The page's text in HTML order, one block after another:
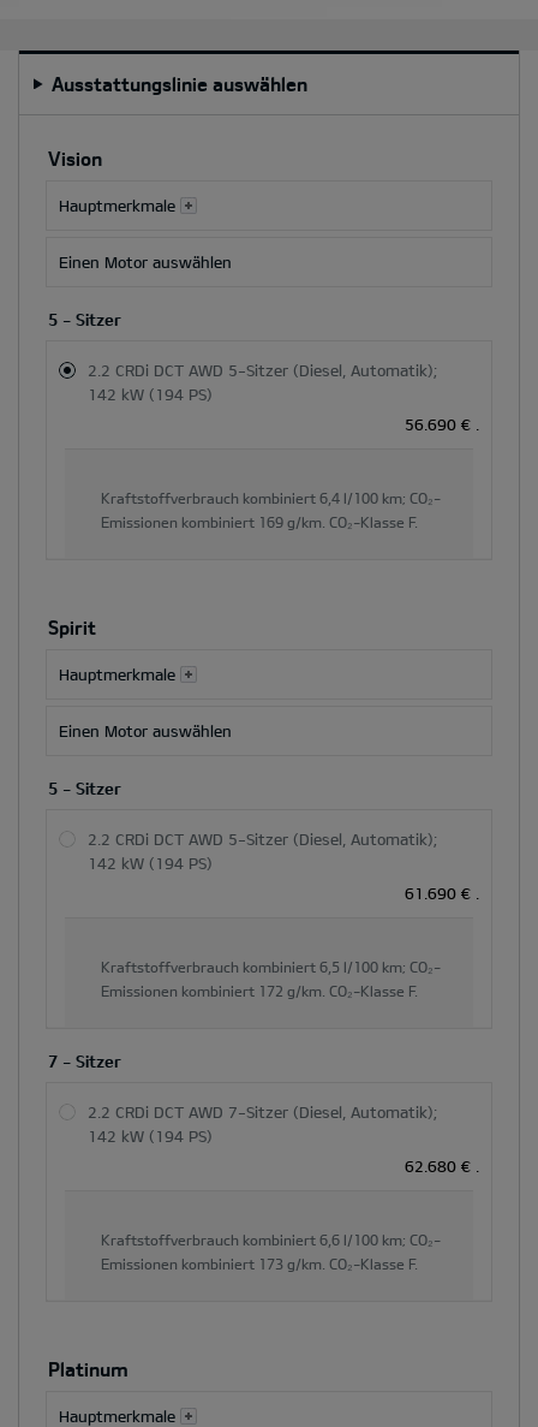
Ausstattungslinie auswählen
Auswahl
Besatz-
Farboption
Vision
Hauptmerkmale
Einen Motor auswählen
5 - Sitzer
2.2 CRDi DCT AWD 5-Sitzer (Diesel, Automatik);
142 kW (194 PS)
56.690 €
Kraftstoffverbrauch kombiniert 6,4 l/100 km; CO₂-
Emissionen kombiniert 169 g/km. CO₂-Klasse F.
Spirit
Hauptmerkmale
Einen Motor auswählen
5 - Sitzer
2.2 CRDi DCT AWD 5-Sitzer (Diesel, Automatik);
142 kW (194 PS)
61.690 €
Kraftstoffverbrauch kombiniert 6,5 l/100 km; CO₂-
Emissionen kombiniert 172 g/km. CO₂-Klasse F.
7 - Sitzer
2.2 CRDi DCT AWD 7-Sitzer (Diesel, Automatik);
142 kW (194 PS)
62.680 €
Kraftstoffverbrauch kombiniert 6,6 l/100 km; CO₂-
Emissionen kombiniert 173 g/km. CO₂-Klasse F.
Platinum
Hauptmerkmale